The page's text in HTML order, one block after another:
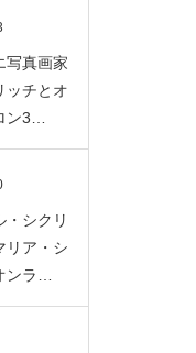
写真画家
ッチとオ
ン3…
・シクリ
リア・シ
ンラ…